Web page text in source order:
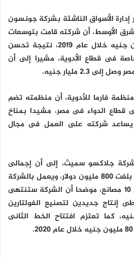
إدارة الأسواق الناشئة بشركة جونسون
الأوسط، أن شركته قامت بتوسعات
فى مصر بقيمة 125 مليون جنيه خلال عام 2019، نتيجة تحسن
فى قطاع الأدوية، مشيرا إلى أن
2.3 مليار جنيه.
فارما للأدوية، أن منظمته تضم
قطاع الدواء فى مصر، مشيدا بمناخ
يساعد شركته على العمل فى مجال
شركة جلاكسو سميث، إلى أن إجمالى
استثمارات شركته فى مصر بلغت 800 مليون دولار، ويعمل بالشركة
نحو 15 ألف عامل من خلال 10 مصانع، موضحا أن الشركة ستنتهى
إنتاج جديدين لتصنيع الفولتارين
مليون جنيه، كما تعتزم افتتاح الخط الثانى